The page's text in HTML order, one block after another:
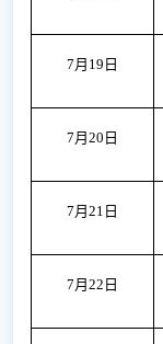
7月19日
7月20日
7月21日
7月22日